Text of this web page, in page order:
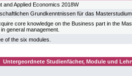
and Applied Economics 2018W
Grundkenntnissen für das Masterstudium.
core knowledge on the Business part in the
general management.
of the six modules.
Untergeordnete Studienfächer, Module und